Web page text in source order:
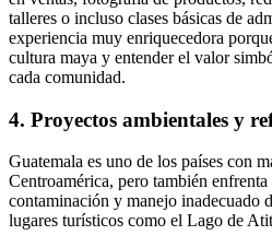
talleres o incluso clases básicas de
experiencia muy enriquecedora
cultura maya y entender el valor
cada comunidad.
4. Proyectos ambientales y
Guatemala es uno de los países con
Centroamérica, pero también
contaminación y manejo inadecuado
lugares turísticos como el Lago de